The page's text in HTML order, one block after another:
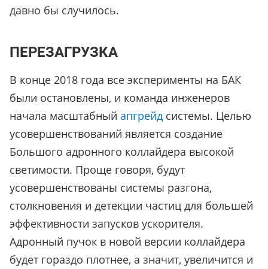
давно бы случилось.
ПЕРЕЗАГРУЗКА
В конце 2018 года все эксперименты на БАК
были остановлены, и команда инженеров
начала масштабный апгрейд системы. Целью
усовершенствований является создание
Большого адронного коллайдера высокой
светимости. Проще говоря, будут
усовершенствованы системы разгона,
столкновения и детекции частиц для большей
эффективности запусков ускорителя.
Адронный пучок в новой версии коллайдера
будет гораздо плотнее, а значит, увеличится и